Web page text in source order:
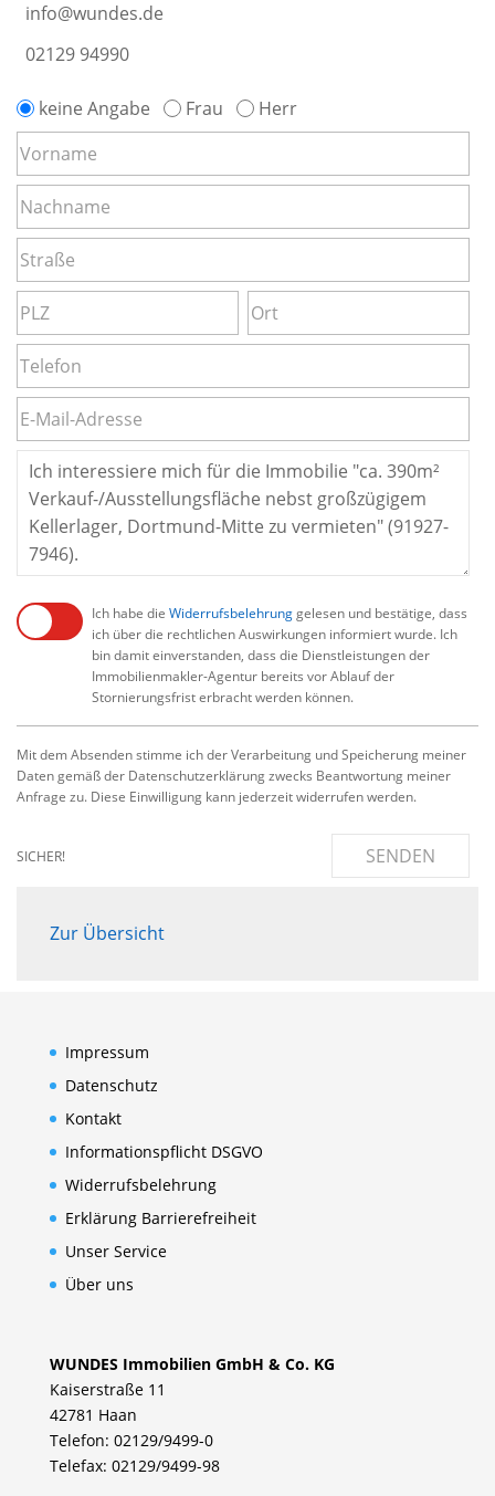
info@wundes.de
02129 94990
keine Angabe Frau Herr
Ich habe die Widerrufsbelehrunggelesen und bestätige, dass
ich über die rechtlichen Auswirkungen informiert wurde. Ich
bin damit einverstanden, dass die Dienstleistungen der
Immobilienmakler-Agentur bereits vor Ablauf der
Stornierungsfrist erbracht werden können.
Mit dem Absenden stimme ich der Verarbeitung und Speicherung meiner
Daten gemäß der Datenschutzerklärung zwecks Beantwortung meiner
Anfrage zu. Diese Einwilligung kann jederzeit widerrufen werden.
SICHER! SENDEN
Zur Übersicht
Impressum
Datenschutz
Kontakt
Informationspflicht DSGVO
Widerrufsbelehrung
Erklärung Barrierefreiheit
Unser Service
Über uns
WUNDES Immobilien GmbH & Co. KG
Kaiserstraße 11
42781 Haan
Telefon: 02129/9499-0
Telefax: 02129/9499-98